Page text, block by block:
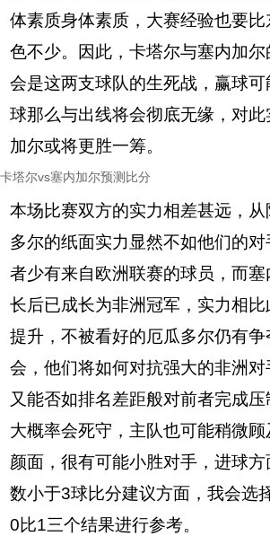
体素质身体素质，大赛经验也要比
色不少。因此，卡塔尔与塞内加
会是这两支球队的生死战，赢球
球那么与出线将会彻底无缘，对
加尔或将更胜一筹。
卡塔尔vs塞内加尔预测比分
本场比赛双方的实力相差甚远，
多尔的纸面实力显然不如他们的
者少有来自欧洲联赛的球员，而
长后已成长为非洲冠军，实力相
提升，不被看好的厄瓜多尔仍有
会，他们将如何对抗强大的非洲
又能否如排名差距般对前者完成
大概率会死守，主队也可能稍微
颜面，很有可能小胜对手，进球
数小于3球比分建议方面，我会选
0比1三个结果进行参考。